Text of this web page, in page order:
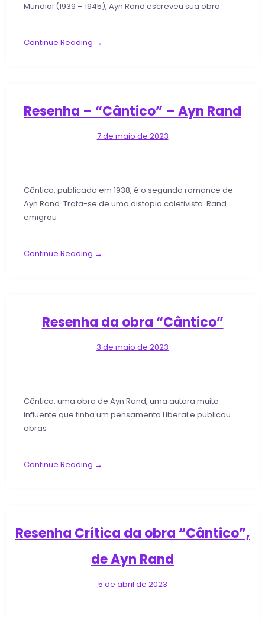
Mundial (1939 – 1945), Ayn Rand escreveu sua obra
Continue Reading →
Resenha – “Cântico” – Ayn Rand
7 de maio de 2023
Cântico, publicado em 1938, é o segundo romance de
Ayn Rand. Trata-se de uma distopia coletivista. Rand
emigrou
Continue Reading →
Resenha da obra “Cântico”
3 de maio de 2023
Cântico, uma obra de Ayn Rand, uma autora muito
influente que tinha um pensamento Liberal e publicou
obras
Continue Reading →
Resenha Crítica da obra “Cântico”,
de Ayn Rand
5 de abril de 2023